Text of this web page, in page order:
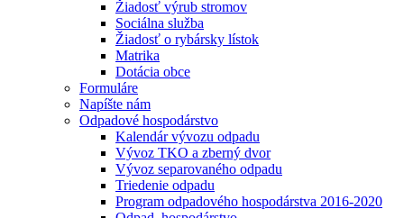
Žiadosť výrub stromov
Sociálna služba
Žiadosť o rybársky lístok
Matrika
Dotácia obce
Formuláre
Napíšte nám
Odpadové hospodárstvo
Kalendár vývozu odpadu
Vývoz TKO a zberný dvor
Vývoz separovaného odpadu
Triedenie odpadu
Program odpadového hospodárstva 2016-2020